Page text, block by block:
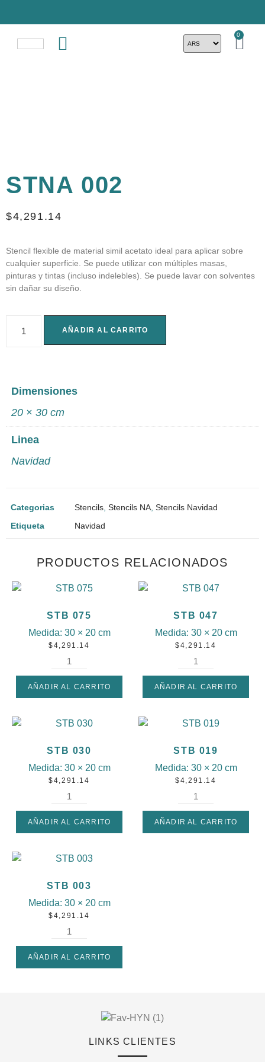
0
STNA 002
$4,291.14
Stencil flexible de material simil acetato ideal para aplicar sobre
cualquier superficie. Se puede utilizar con múltiples masas,
pinturas y tintas (incluso indelebles). Se puede lavar con solventes
sin dañar su diseño.
AÑADIR AL CARRITO
Dimensiones
20 × 30 cm
Linea
Navidad
Categorias Stencils Stencils NA Stencils Navidad
Etiqueta
Navidad
PRODUCTOS RELACIONADOS
STB 075
Medida: 30 × 20 cm
$4,291.14
AÑADIR AL CARRITO
STB 047
Medida: 30 × 20 cm
$4,291.14
AÑADIR AL CARRITO
STB 030
Medida: 30 × 20 cm
$4,291.14
AÑADIR AL CARRITO
STB 019
Medida: 30 × 20 cm
$4,291.14
AÑADIR AL CARRITO
STB 003
Medida: 30 × 20 cm
$4,291.14
AÑADIR AL CARRITO
LINKS CLIENTES